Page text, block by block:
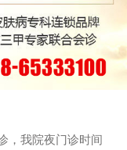
，我院夜门诊时间